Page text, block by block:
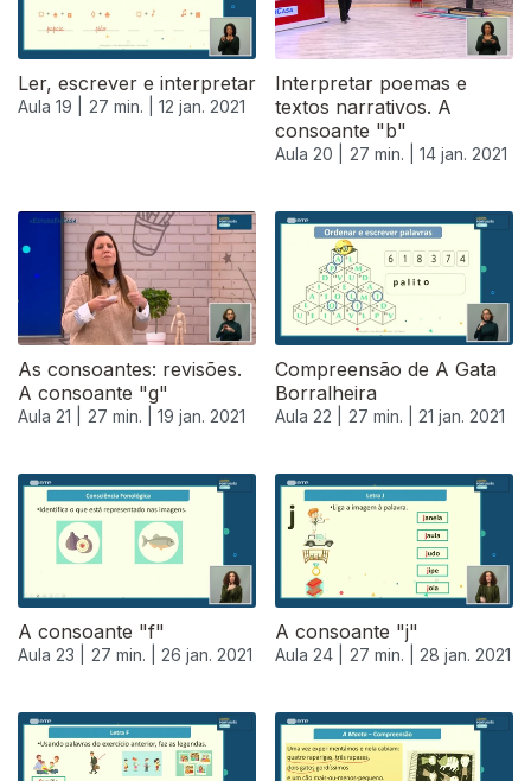
Ler, escrever e interpretar
Aula 19 | 27 min. | 12 jan. 2021
Interpretar poemas e
textos narrativos. A
consoante "b"
Aula 20 | 27 min. | 14 jan. 2021
As consoantes: revisões.
A consoante "g"
Aula 21 | 27 min. | 19 jan. 2021
Compreensão de A Gata
Borralheira
Aula 22 | 27 min. | 21 jan. 2021
A consoante "f"
Aula 23 | 27 min. | 26 jan. 2021
A consoante "j"
Aula 24 | 27 min. | 28 jan. 2021
520628